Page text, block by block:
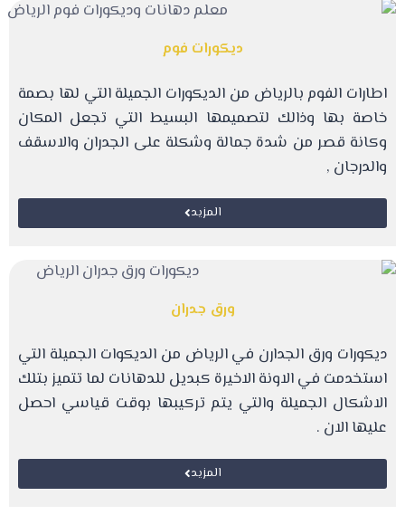
ديكورات فوم
اطارات الفوم بالرياض من الديكورات الجميلة التي لها بصمة
خاصة بها وذالك لتصميمها البسيط التي تجعل المكان
وكانة قصر من شدة جمالة وشكلة على الجدران والاسقف
والدرجان ,
المزيد
ورق جدران
ديكورات ورق الجدارن في الرياض من الديكوات الجميلة التي
استخدمت في الاونة الاخيرة كبديل للدهانات لما تتميز بتلك
الاشكال الجميلة والتي يتم تركيبها بوقت قياسي احصل
عليها الان .
المزيد